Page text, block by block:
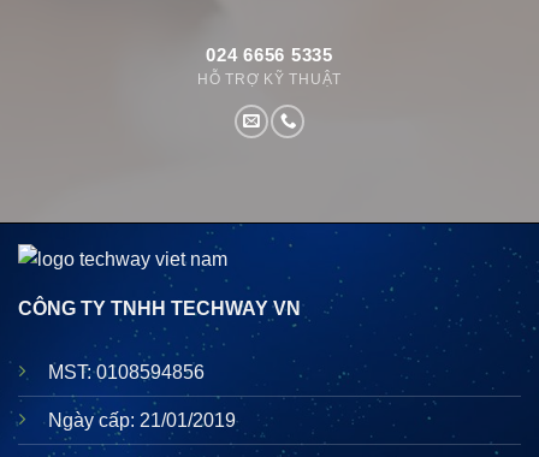
024 6656 5335
HỖ TRỢ KỸ THUẬT
CÔNG TY TNHH TECHWAY VN
MST: 0108594856
Ngày cấp: 21/01/2019